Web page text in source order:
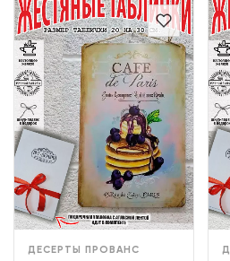
ДЕСЕРТЫ ПРОВАНС